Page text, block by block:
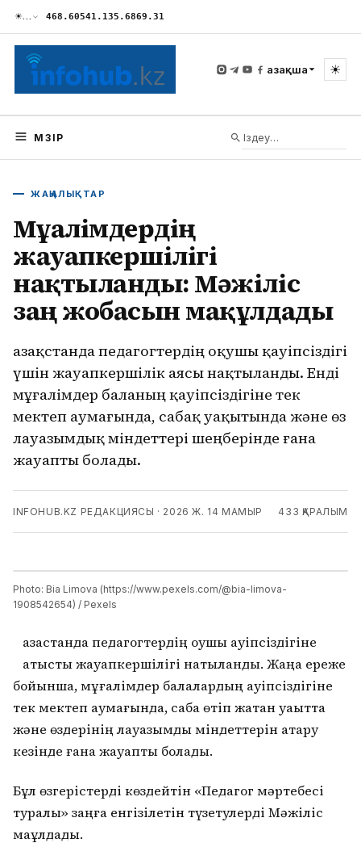
☀… 468.60541.135.6869.31
Қазақша ☀
МӘЗІР
ЖАҢАЛЫҚТАР
Мұғалімдердің
жауапкершілігі
нақтыланды: Мәжіліс
заң жобасын мақұлдады
Қазақстанда педагогтердің оқушы қауіпсіздігі
үшін жауапкершілік аясы нақтыланды. Енді
мұғалімдер баланың қауіпсіздігіне тек
мектеп аумағында, сабақ уақытында және өз
лауазымдық міндеттері шеңберінде ғана
жауапты болады.
INFOHUB.KZ РЕДАКЦИЯСЫ · 2026 Ж. 14 МАМЫР 433 ҚАРАЛЫМ
Photo: Bia Limova (https://www.pexels.com/@bia-limova-
1908542654) / Pexels
азақстанда педагогтердің оқушы қауіпсіздігіне
қатысты жауапкершілігі нақтыланды. Жаңа ереже
бойынша, мұғалімдер балалардың қауіпсіздігіне
тек мектеп аумағында, сабақ өтіп жатқан уақытта
және өздерінің лауазымдық міндеттерін атқару
кезінде ғана жауапты болады.
Бұл өзгерістерді көздейтін «Педагог мәртебесі
туралы» заңға енгізілетін түзетулерді Мәжіліс
мақұлдады.